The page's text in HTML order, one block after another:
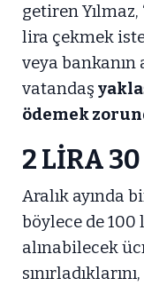
getiren
lira çekmek
veya bankanın
vatandaş
ödemek
2 LİRA
Aralık ayında
böylece de
alınabilecek